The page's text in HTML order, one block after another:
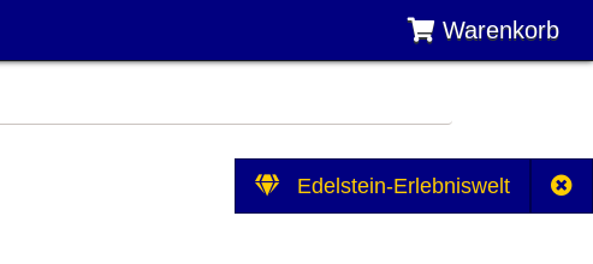
Edelstein-Erlebniswelt
Warenkorb